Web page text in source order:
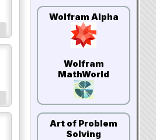
Wolfram Alpha
Wolfram
MathWorld
Art of Problem
Solving